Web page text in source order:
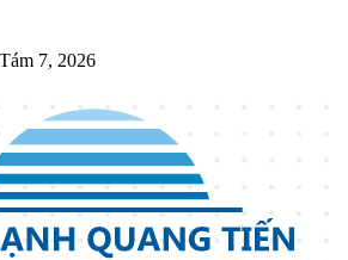
7, 2026